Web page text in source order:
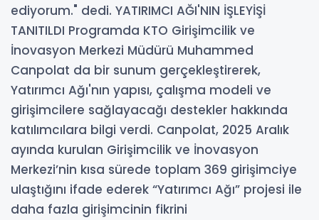
ediyorum." dedi. YATIRIMCI AĞI'NIN İŞLEYİŞİ
TANITILDI Programda KTO Girişimcilik ve
İnovasyon Merkezi Müdürü Muhammed
Canpolat da bir sunum gerçekleştirerek,
Yatırımcı Ağı'nın yapısı, çalışma modeli ve
girişimcilere sağlayacağı destekler hakkında
katılımcılara bilgi verdi. Canpolat, 2025 Aralık
ayında kurulan Girişimcilik ve İnovasyon
Merkezi’nin kısa sürede toplam 369 girişimciye
ulaştığını ifade ederek “Yatırımcı Ağı” projesi ile
daha fazla girişimcinin fikrini